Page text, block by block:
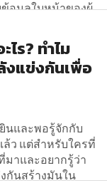
ข้อมูลใบหน้าของผู้
ร? ทำไม
งแข่งกันเพื่อ
นและพอรู้จักกับ
ล้ว แต่สำหรับใครที่
มาและอยากรู้ว่า
กันสร้างมันใน